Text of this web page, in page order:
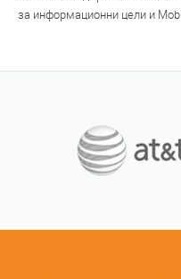
за информационни цели и